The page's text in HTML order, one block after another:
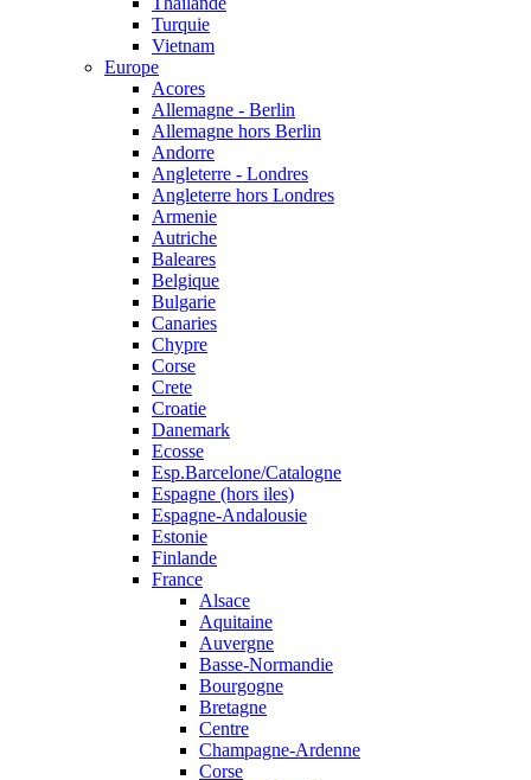
Turquie
Vietnam
Europe
Acores
Allemagne - Berlin
Allemagne hors Berlin
Andorre
Angleterre - Londres
Angleterre hors Londres
Armenie
Autriche
Baleares
Belgique
Bulgarie
Canaries
Chypre
Corse
Crete
Croatie
Danemark
Ecosse
Esp.Barcelone/Catalogne
Espagne (hors iles)
Espagne-Andalousie
Estonie
Finlande
France
Alsace
Aquitaine
Auvergne
Basse-Normandie
Bourgogne
Bretagne
Centre
Champagne-Ardenne
Corse